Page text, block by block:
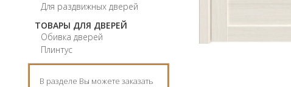
Для раздвижных дверей
ТОВАРЫ ДЛЯ ДВЕРЕЙ
Обивка дверей
Плинтус
В разделе Вы можете заказать